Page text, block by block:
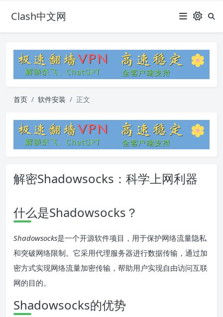
Clash中文网
首页 软件安装 正文
解密Shadowsocks：科学上网利器
什么是Shadowsocks？
Shadowsocks是一个开源软件项目，用于保护网络流量隐私
和突破网络限制。它采用代理服务器进行数据传输，通过加
密方式实现网络流量加密传输，帮助用户实现自由访问互联
网的目的。
Shadowsocks的优势